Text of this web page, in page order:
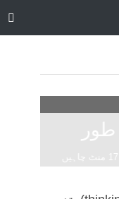
17 منٹ چاہیں